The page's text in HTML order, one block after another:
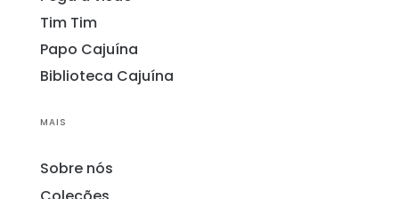
Tim Tim
Papo Cajuína
Biblioteca Cajuína
MAIS
Sobre nós